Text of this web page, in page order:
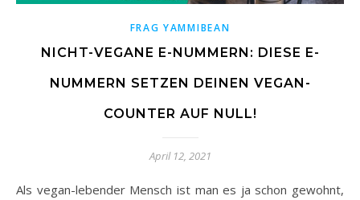
FRAG YAMMIBEAN
NICHT-VEGANE E-NUMMERN: DIESE E-
NUMMERN SETZEN DEINEN VEGAN-
COUNTER AUF NULL!
April 12, 2021
Als vegan-lebender Mensch ist man es ja schon gewohnt,